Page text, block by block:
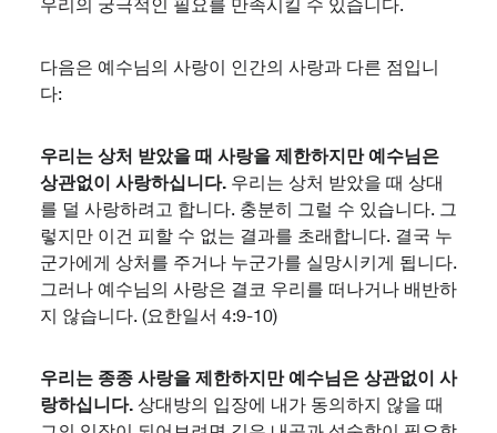
우리의 궁극적인 필요를 만족시킬 수 있습니다.
다음은 예수님의 사랑이 인간의 사랑과 다른 점입니
다:
우리는 상처 받았을 때 사랑을 제한하지만 예수님은
상관없이 사랑하십니다. 우리는 상처 받았을 때 상대
를 덜 사랑하려고 합니다. 충분히 그럴 수 있습니다. 그
렇지만 이건 피할 수 없는 결과를 초래합니다. 결국 누
군가에게 상처를 주거나 누군가를 실망시키게 됩니다.
그러나 예수님의 사랑은 결코 우리를 떠나거나 배반하
지 않습니다. (요한일서 4:9-10)
우리는 종종 사랑을 제한하지만 예수님은 상관없이 사
랑하십니다. 상대방의 입장에 내가 동의하지 않을 때